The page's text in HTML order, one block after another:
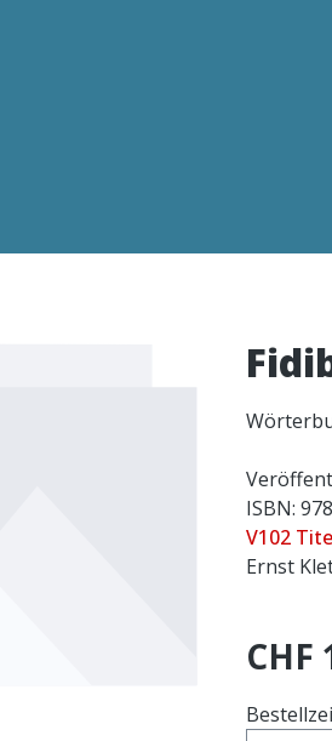
ISBN:
V102
Ernst
CHF